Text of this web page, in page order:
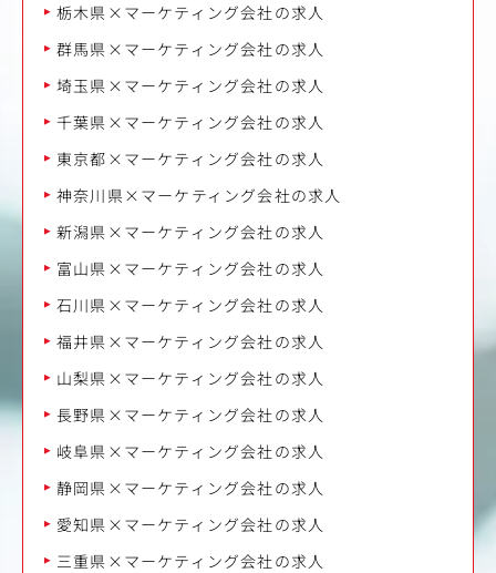
栃木県×マーケティング会社の求人
群馬県×マーケティング会社の求人
埼玉県×マーケティング会社の求人
千葉県×マーケティング会社の求人
東京都×マーケティング会社の求人
神奈川県×マーケティング会社の求人
新潟県×マーケティング会社の求人
富山県×マーケティング会社の求人
石川県×マーケティング会社の求人
福井県×マーケティング会社の求人
山梨県×マーケティング会社の求人
長野県×マーケティング会社の求人
岐阜県×マーケティング会社の求人
静岡県×マーケティング会社の求人
愛知県×マーケティング会社の求人
三重県×マーケティング会社の求人